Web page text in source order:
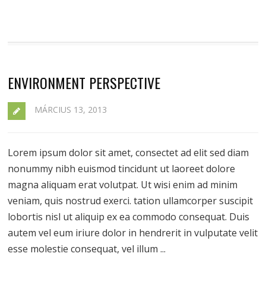
ENVIRONMENT PERSPECTIVE
MÁRCIUS 13, 2013
Lorem ipsum dolor sit amet, consectet ad elit sed diam
nonummy nibh euismod tincidunt ut laoreet dolore
magna aliquam erat volutpat. Ut wisi enim ad minim
veniam, quis nostrud exerci. tation ullamcorper suscipit
lobortis nisl ut aliquip ex ea commodo consequat. Duis
autem vel eum iriure dolor in hendrerit in vulputate velit
esse molestie consequat, vel illum ...